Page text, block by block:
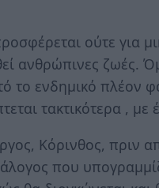
ούτε για
ανθρώπινες ζωές.
το ενδημικό πλέον
τακτικότερα , με
Κόρινθος, πριν
που